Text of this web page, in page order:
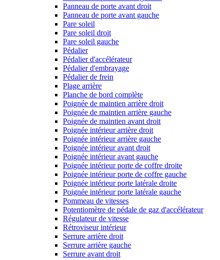
Panneau de porte avant droit
Panneau de porte avant gauche
Pare soleil
Pare soleil droit
Pare soleil gauche
Pédalier
Pédalier d'accélérateur
Pédalier d'embrayage
Pédalier de frein
Plage arrière
Planche de bord complète
Poignée de maintien arrière droit
Poignée de maintien arrière gauche
Poignée de maintien avant droit
Poignée intérieur arrière droit
Poignée intérieur arrière gauche
Poignée intérieur avant droit
Poignée intérieur avant gauche
Poignée intérieur porte de coffre droite
Poignée intérieur porte de coffre gauche
Poignée intérieur porte latérale droite
Poignée intérieur porte latérale gauche
Pommeau de vitesses
Potentiomètre de pédale de gaz d'accélérateur
Régulateur de vitesse
Rétroviseur intérieur
Serrure arrière droit
Serrure arrière gauche
Serrure avant droit